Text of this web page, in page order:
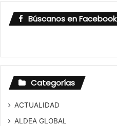
Búscanos en Facebook
Categorías
ACTUALIDAD
ALDEA GLOBAL